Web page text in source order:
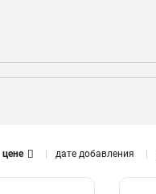
1
цене дате добавления